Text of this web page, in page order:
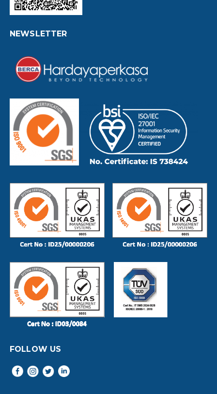
NEWSLETTER
FOLLOW US